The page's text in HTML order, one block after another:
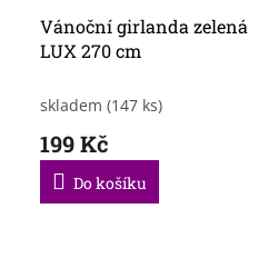
Vánoční girlanda zelená
LUX 270 cm
skladem (147 ks)
199 Kč
Do košíku